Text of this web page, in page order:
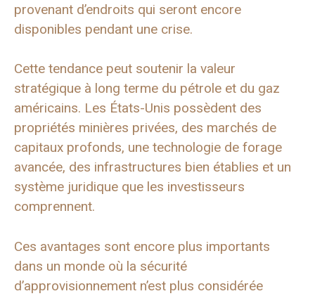
provenant d’endroits qui seront encore
disponibles pendant une crise.
Cette tendance peut soutenir la valeur
stratégique à long terme du pétrole et du gaz
américains. Les États-Unis possèdent des
propriétés minières privées, des marchés de
capitaux profonds, une technologie de forage
avancée, des infrastructures bien établies et un
système juridique que les investisseurs
comprennent.
Ces avantages sont encore plus importants
dans un monde où la sécurité
d’approvisionnement n’est plus considérée